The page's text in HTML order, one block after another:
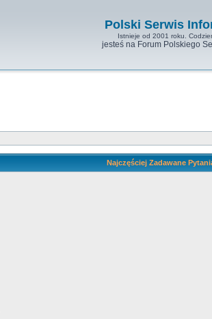
Polski Serwis
Istnieje od 2001 roku.
jesteś na Forum Polskiego
Najczęściej Zadawane